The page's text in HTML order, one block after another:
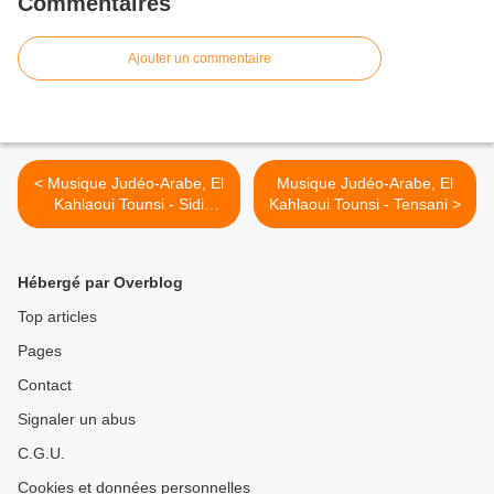
Ajouter un commentaire
< Musique Judéo-Arabe, El
Kahlaoui Tounsi - Sidi
Mansour كحلاوي تونسي -
Musique Judéo-Arabe, El
Kahlaoui Tounsi - Tensani >
Hébergé par Overblog
Top articles
Pages
Contact
Signaler un abus
C.G.U.
Cookies et données personnelles